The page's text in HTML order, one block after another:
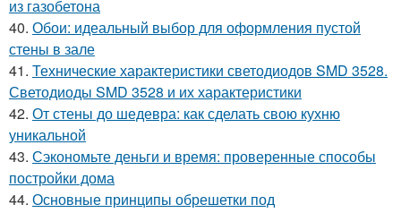
из газобетона
40. Обои: идеальный выбор для оформления пустой
стены в зале
41. Технические характеристики светодиодов SMD 3528.
Светодиоды SMD 3528 и их характеристики
42. От стены до шедевра: как сделать свою кухню
уникальной
43. Сэкономьте деньги и время: проверенные способы
постройки дома
44. Основные принципы обрешетки под